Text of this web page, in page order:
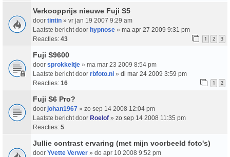
Verkoopprijs nieuwe Fuji S5
door tintin » vr jan 19 2007 9:29 am
Laatste bericht door hypnose » ma apr 27 2009 9:31 pm
Reacties: 43 1 2 3
Fuji S9600
door sprokkeltje » ma mar 23 2009 8:54 pm
Laatste bericht door rbfoto.nl » di mar 24 2009 3:59 pm
Reacties: 16 1 2
Fuji S6 Pro?
door johan1967 » zo sep 14 2008 12:04 pm
Laatste bericht door Roelof » zo sep 14 2008 11:35 pm
Reacties: 5
Jullie contrast ervaring (met mijn voorbeeld foto's)
door Yvette Verwer » do apr 10 2008 9:52 pm